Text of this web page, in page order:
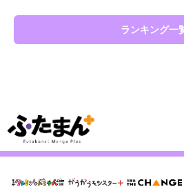
ランキング一